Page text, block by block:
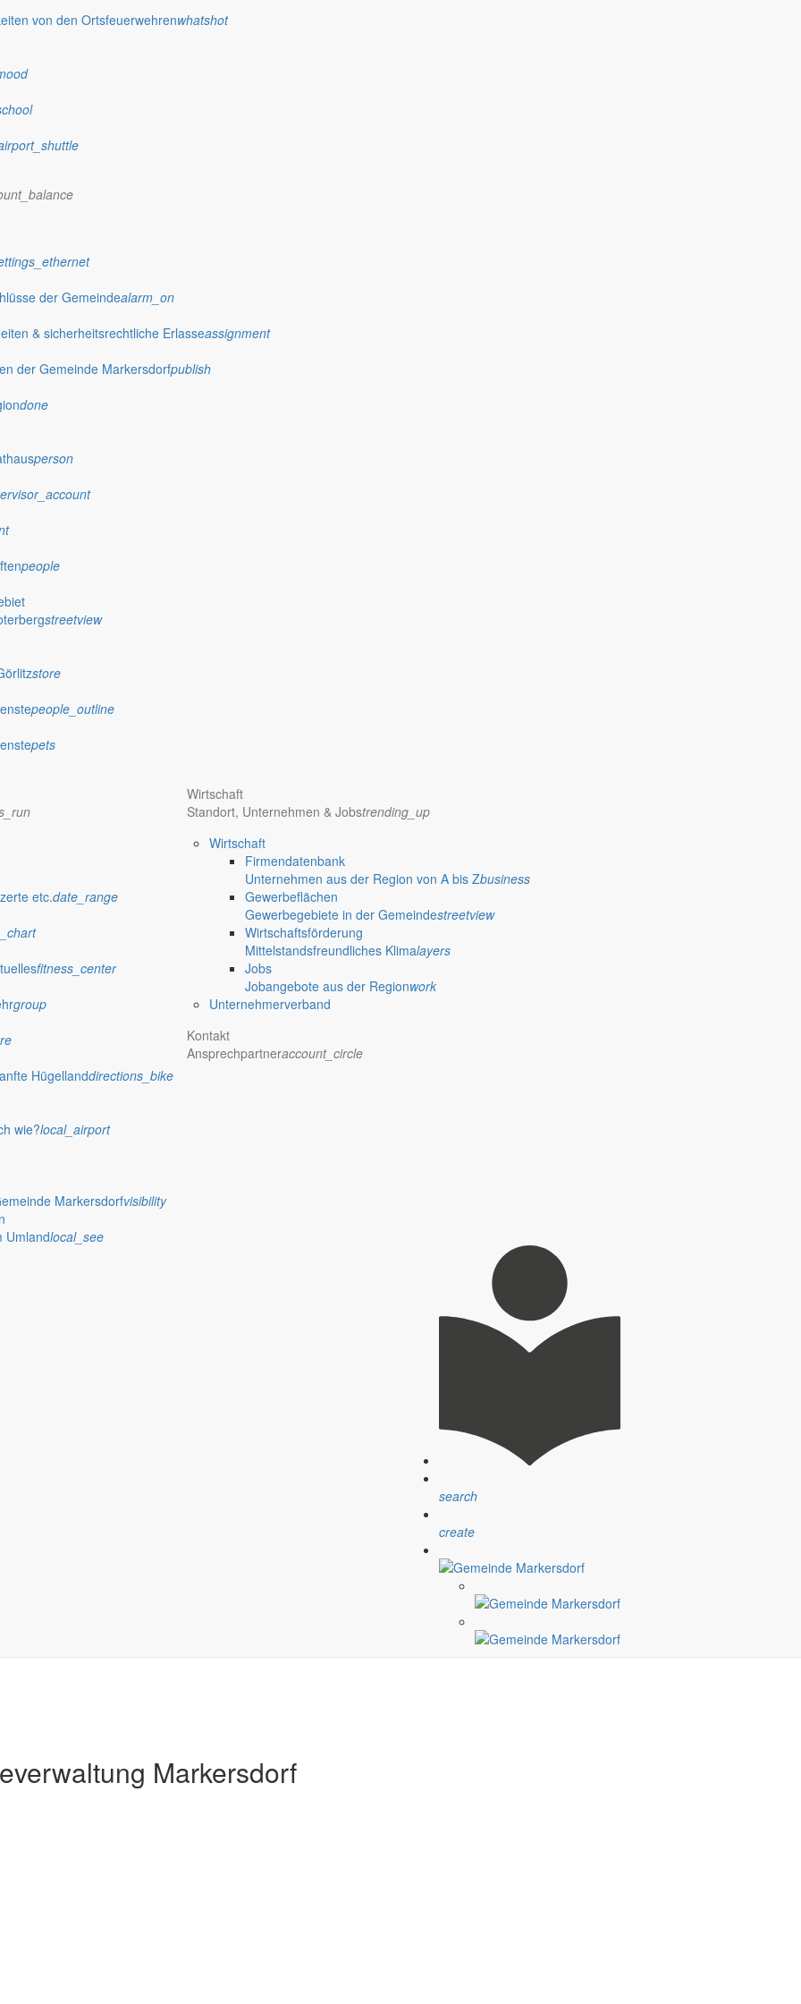
von den Ortsfeuerwehrenwhatshot
der Gemeindealarm_on
& sicherheitsrechtliche Erlasseassignment
der Gemeinde Markersdorfpublish
done
person
people
streetview
store
people_outline
pets
etc.date_range
fitness_center
group
Hügellanddirections_bike
wie?local_airport
Markersdorfvisibility
Umlandlocal_see
Wirtschaft
Standort, Unternehmen & Jobstrending_up
Wirtschaft
Firmendatenbank
Unternehmen aus der Region von A bis Zbusiness
Gewerbeflächen
Gewerbegebiete in der Gemeindestreetview
Wirtschaftsförderung
Mittelstandsfreundliches Klimalayers
Jobs
Jobangebote aus der Regionwork
Unternehmerverband
Kontakt
Ansprechpartneraccount_circle
search
create
stellt das Rathaus Markersdorf viele Informationen online bereit. Ansprechpartner, Öffnungszeiten und Informationen zu
Satzungen
Verfahrensvorschriften und Gebühren
Markersdorf